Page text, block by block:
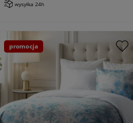
wysyłka 24h
promocja